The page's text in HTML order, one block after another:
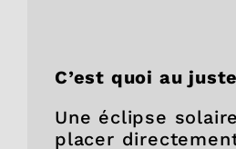
C’est quoi au
Une éclipse
placer